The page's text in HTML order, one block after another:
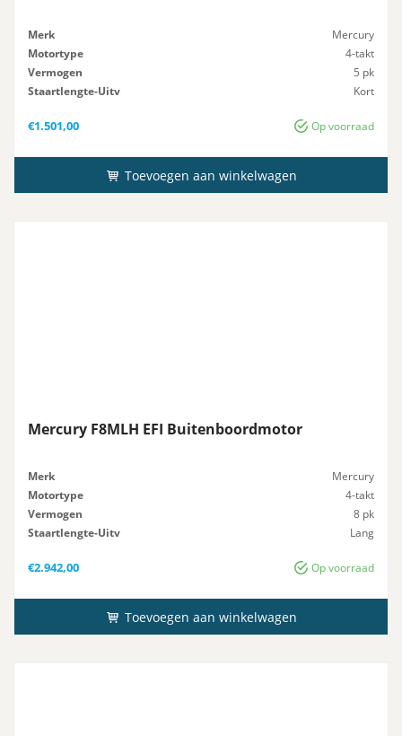
Merk
Mercury
Motortype
4-takt
Vermogen
5 pk
Staartlengte-Uitv
Kort
Op voorraad
€1.501,00
Toevoegen aan winkelwagen
Mercury F8MLH EFI Buitenboordmotor
Merk
Mercury
Motortype
4-takt
Vermogen
8 pk
Staartlengte-Uitv
Lang
Op voorraad
€2.942,00
Toevoegen aan winkelwagen